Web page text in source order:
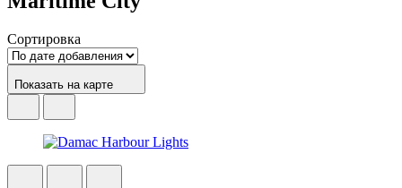
Сортировка
Показать на карте